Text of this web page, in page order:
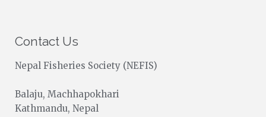
Contact Us
Nepal Fisheries Society (NEFIS)
Balaju, Machhapokhari
Kathmandu, Nepal